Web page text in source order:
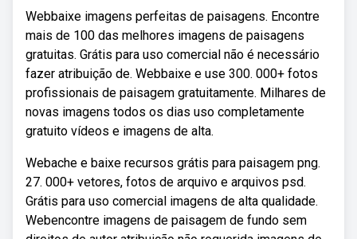
Webbaixe imagens perfeitas de paisagens. Encontre
mais de 100 das melhores imagens de paisagens
gratuitas. Grátis para uso comercial não é necessário
fazer atribuição de. Webbaixe e use 300. 000+ fotos
profissionais de paisagem gratuitamente. Milhares de
novas imagens todos os dias uso completamente
gratuito vídeos e imagens de alta.
Webache e baixe recursos grátis para paisagem png.
27. 000+ vetores, fotos de arquivo e arquivos psd.
Grátis para uso comercial imagens de alta qualidade.
Webencontre imagens de paisagem de fundo sem